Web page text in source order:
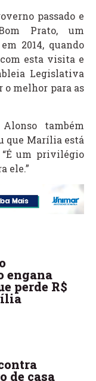
passado e
Prato, um
2014, quando
esta visita e
Legislativa
o melhor para as
também
que Marília está
um privilégio
ele.”
engana
perde R$
de casa